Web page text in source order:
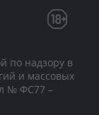
по надзору в
и массовых
№ ФС77 –